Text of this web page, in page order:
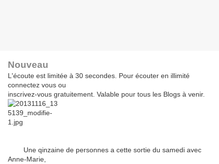
Nouveau
L'écoute est limitée à 30 secondes. Pour écouter en illimité
connectez vous ou
inscrivez-vous gratuitement. Valable pour tous les Blogs à venir.
Une qinzaine de personnes a cette sortie du samedi avec
Anne-Marie,